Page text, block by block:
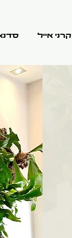
קרני אייל